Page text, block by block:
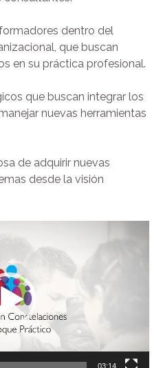
dentro del
que buscan
en su práctica profesional.
que buscan integrar los
nuevas herramientas
de adquirir nuevas
desde la visión
03:14